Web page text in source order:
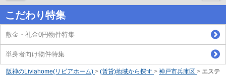
こだわり特集
敷金・礼金0円物件特集
単身者向け物件特集
阪神のLiviahome(リビアホーム) > (賃貸)地域から探す > 神戸市兵庫区 > エステ